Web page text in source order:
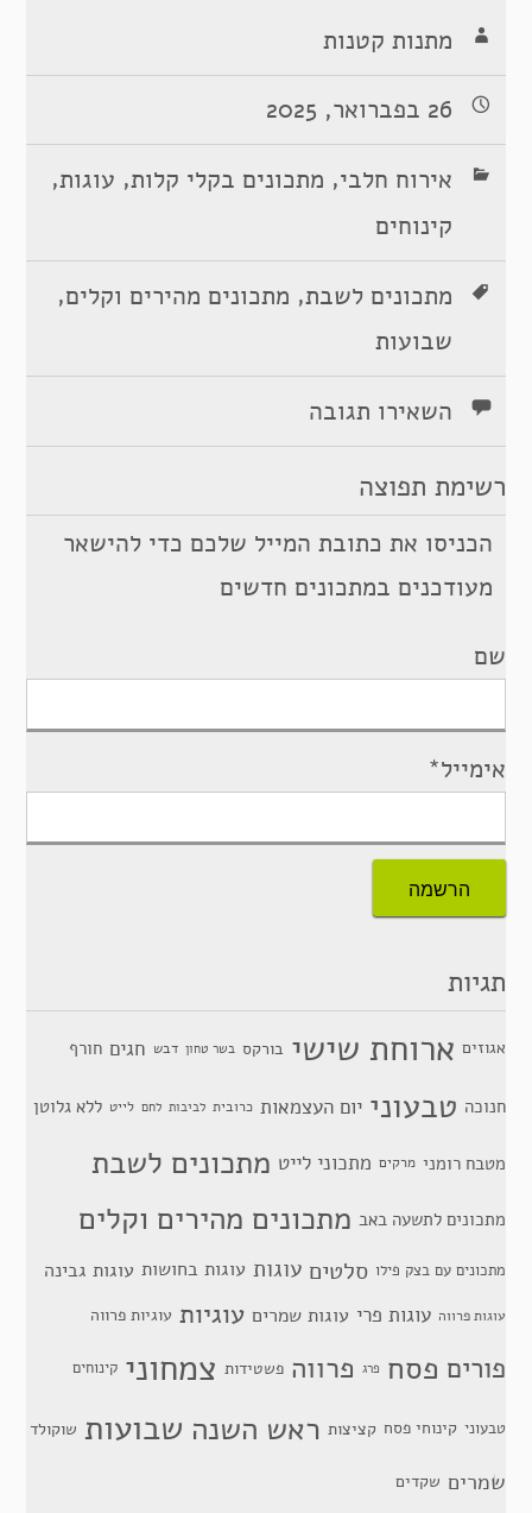
מתנות קטנות
26 בפברואר, 2025
אירוח חלבי, מתכונים בקלי קלות, עוגות,
קינוחים
מתכונים לשבת, מתכונים מהירים וקלים,
שבועות
השאירו תגובה
רשימת תפוצה
הכניסו את כתובת המייל שלכם כדי להישאר
מעודכנים במתכונים חדשים
שם
אימייל*
תגיות
אגוזים ארוחת שישי בורקס בשר טחון דבש חגים חורף
חנוכה טבעוני יום העצמאות כרובית לביבות לחם לייט ללא גלוטן
מטבח רומני מרקים מתכוני לייט מתכונים לשבת
מתכונים לתשעה באב מתכונים מהירים וקלים
מתכונים עם בצק פילו סלטים עוגות עוגות בחושות עוגות גבינה
עוגות פרווה עוגות פרי עוגות שמרים עוגיות עוגיות פרווה
פורים פסח פרג פרווה פשטידות צמחוני קינוחים
טבעוני קינוחי פסח קציצות ראש השנה שבועות שוקולד
שמרים שקדים